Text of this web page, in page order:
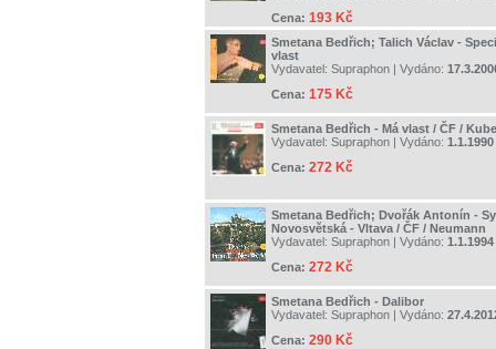
Cena: 193 Kč
Smetana Bedřich; Talich Václav -
vlast
Vydavatel: Supraphon | Vydáno:
Cena: 175 Kč
Smetana Bedřich - Má vlast / ČF /
Vydavatel: Supraphon | Vydáno: 1.1.1990
Cena: 272 Kč
Smetana Bedřich; Dvořák Antonín -
Novosvětská - Vltava / ČF / Neumann
Vydavatel: Supraphon | Vydáno: 1.1.1994
Cena: 272 Kč
Smetana Bedřich - Dalibor
Vydavatel: Supraphon | Vydáno:
Cena: 290 Kč